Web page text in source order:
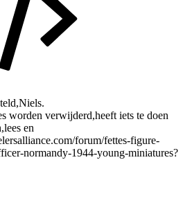
worden verwijderd,heeft iets te doen
en
forum/fettes-figure-
normandy-1944-young-miniatures?